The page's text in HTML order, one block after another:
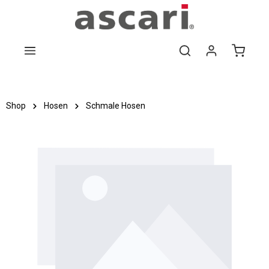
Zum Hauptinhalt springen
Shop Hosen Schmale Hosen